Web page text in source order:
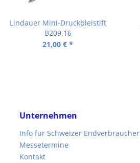
Lindauer Mini-Druckbleistift
B209.16
21,00 € *
Unternehmen
Info für Schweizer Endverbraucher
Messetermine
Kontakt